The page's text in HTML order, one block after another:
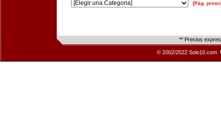
[Pág.
** Precios
© 2002/2022 Solo10.com